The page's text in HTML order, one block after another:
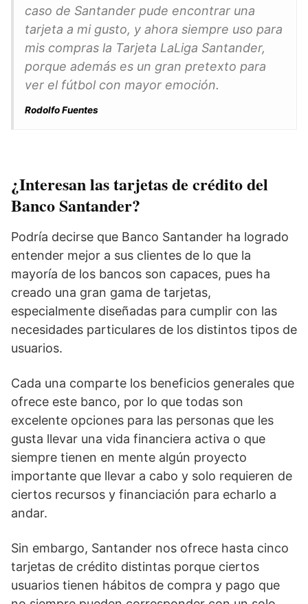
caso de Santander pude encontrar una
tarjeta a mi gusto, y ahora siempre uso para
mis compras la Tarjeta LaLiga Santander,
porque además es un gran pretexto para
ver el fútbol con mayor emoción.
Rodolfo Fuentes
¿Interesan las tarjetas de crédito del
Banco Santander?
Podría decirse que Banco Santander ha logrado
entender mejor a sus clientes de lo que la
mayoría de los bancos son capaces, pues ha
creado una gran gama de tarjetas,
especialmente diseñadas para cumplir con las
necesidades particulares de los distintos tipos de
usuarios.
Cada una comparte los beneficios generales que
ofrece este banco, por lo que todas son
excelente opciones para las personas que les
gusta llevar una vida financiera activa o que
siempre tienen en mente algún proyecto
importante que llevar a cabo y solo requieren de
ciertos recursos y financiación para echarlo a
andar.
Sin embargo, Santander nos ofrece hasta cinco
tarjetas de crédito distintas porque ciertos
usuarios tienen hábitos de compra y pago que